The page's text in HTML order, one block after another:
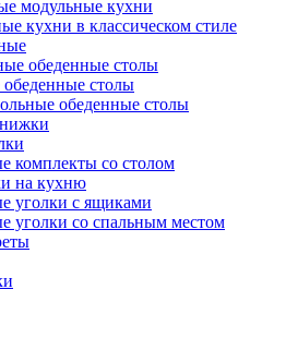
модульные кухни
кухни в классическом стиле
обеденные столы
столы
обеденные столы
комплекты со столом
на кухню
уголки с ящиками
уголки со спальным местом